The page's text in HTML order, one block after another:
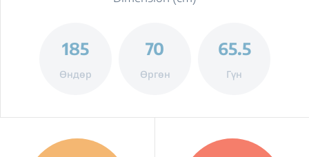
185
Өндөр
70
Өргөн
65.5
Гүн